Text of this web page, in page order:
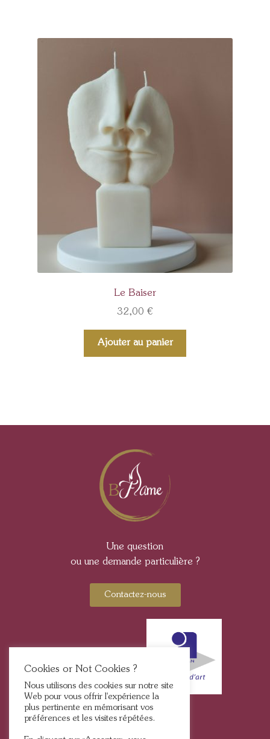
Le Baiser
32,00 €
Ajouter au panier
Une question
ou une demande particulière ?
Contactez-nous
Cookies or Not Cookies ?
Nous utilisons des cookies sur notre site
Web pour vous offrir l'expérience la
plus pertinente en mémorisant vos
préférences et les visites répétées.